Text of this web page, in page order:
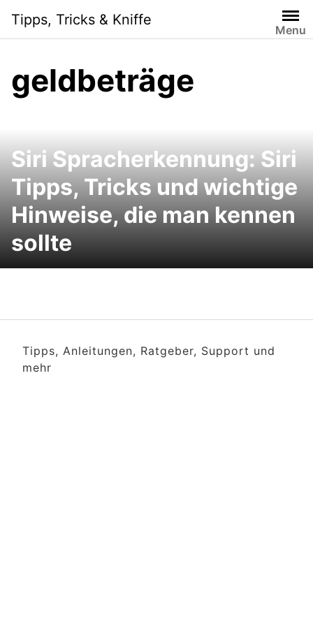
content
Tipps, Tricks & Kniffe
Menu
geldbeträge
Siri Spracherkennung: Siri
Tipps, Tricks und wichtige
Hinweise, die man kennen
sollte
Tipps, Anleitungen, Ratgeber, Support und
mehr